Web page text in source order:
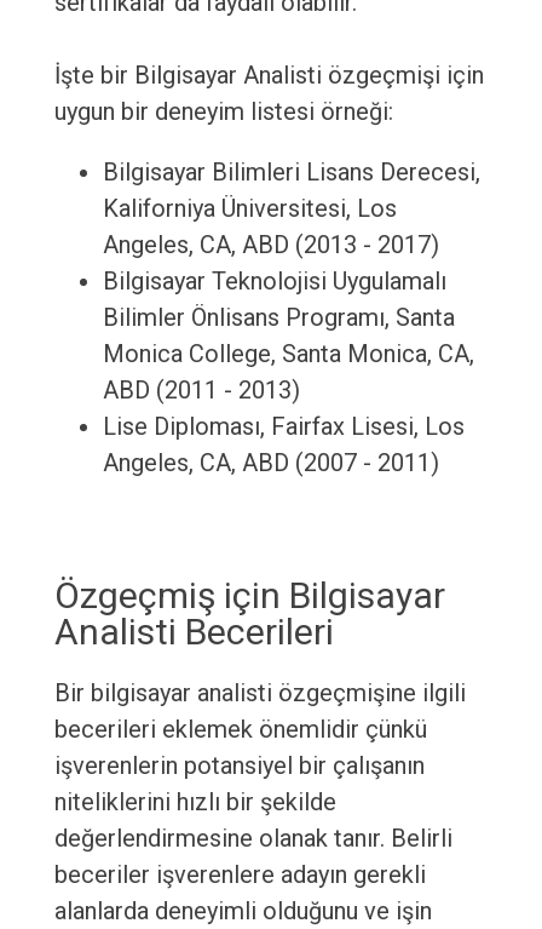
İşte bir Bilgisayar Analisti özgeçmişi için
uygun bir deneyim listesi örneği:
Bilgisayar Bilimleri Lisans Derecesi,
Kaliforniya Üniversitesi, Los
Angeles, CA, ABD (2013 - 2017)
Bilgisayar Teknolojisi Uygulamalı
Bilimler Önlisans Programı, Santa
Monica College, Santa Monica, CA,
ABD (2011 - 2013)
Lise Diploması, Fairfax Lisesi, Los
Angeles, CA, ABD (2007 - 2011)
Özgeçmiş için Bilgisayar
Analisti Becerileri
Bir bilgisayar analisti özgeçmişine ilgili
becerileri eklemek önemlidir çünkü
işverenlerin potansiyel bir çalışanın
niteliklerini hızlı bir şekilde
değerlendirmesine olanak tanır. Belirli
beceriler işverenlere adayın gerekli
alanlarda deneyimli olduğunu ve işin